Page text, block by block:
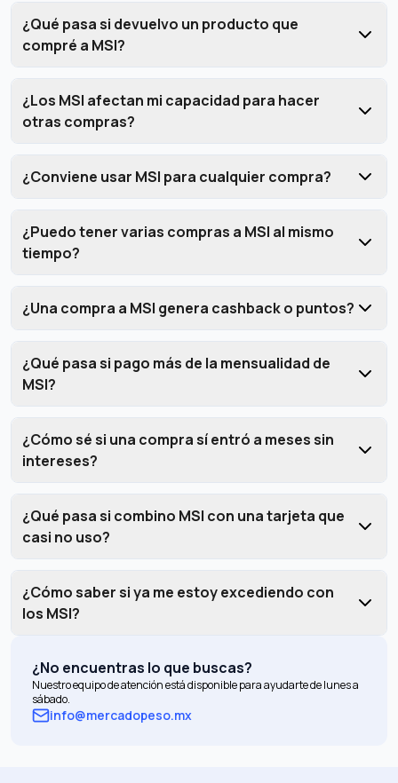
¿Qué pasa si devuelvo un producto que
compré a MSI?
¿Los MSI afectan mi capacidad para hacer
otras compras?
¿Conviene usar MSI para cualquier compra?
¿Puedo tener varias compras a MSI al mismo
tiempo?
¿Una compra a MSI genera cashback o puntos?
¿Qué pasa si pago más de la mensualidad de
MSI?
¿Cómo sé si una compra sí entró a meses sin
intereses?
¿Qué pasa si combino MSI con una tarjeta que
casi no uso?
¿Cómo saber si ya me estoy excediendo con
los MSI?
¿No encuentras lo que buscas?
Nuestro equipo de atención está disponible para ayudarte de lunes a
sábado.
info@mercadopeso.mx